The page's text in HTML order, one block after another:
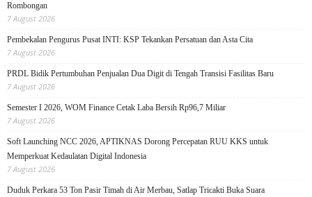
Rombongan
7 August 2026
Pembekalan Pengurus Pusat INTI: KSP Tekankan Persatuan dan Asta Cita
7 August 2026
PRDL Bidik Pertumbuhan Penjualan Dua Digit di Tengah Transisi Fasilitas Baru
7 August 2026
Semester I 2026, WOM Finance Cetak Laba Bersih Rp96,7 Miliar
7 August 2026
Soft Launching NCC 2026, APTIKNAS Dorong Percepatan RUU KKS untuk
Memperkuat Kedaulatan Digital Indonesia
7 August 2026
Duduk Perkara 53 Ton Pasir Timah di Air Merbau, Satlap Tricakti Buka Suara